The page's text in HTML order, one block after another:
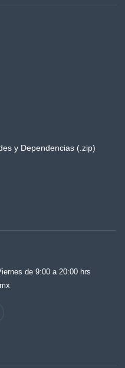
y Dependencias (.zip)
de 9:00 a 20:00 hrs